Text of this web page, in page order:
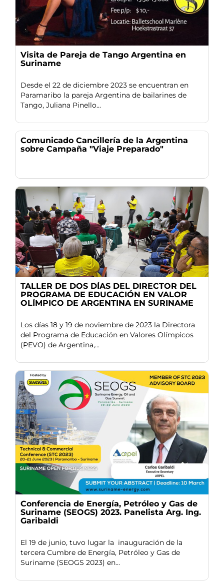
Visita de Pareja de Tango Argentina en
Suriname
Desde el 22 de diciembre 2023 se encuentran en
Paramaribo la pareja Argentina de bailarines de
Tango, Juliana Pinello...
Comunicado Cancillería de la Argentina
sobre Campaña "Viaje Preparado"
TALLER DE DOS DÍAS DEL DIRECTOR DEL
PROGRAMA DE EDUCACIÓN EN VALOR
OLÍMPICO DE ARGENTINA EN SURINAME
Los días 18 y 19 de noviembre de 2023 la Directora
del Programa de Educación en Valores Olímpicos
(PEVO) de Argentina,...
Conferencia de Energía, Petróleo y Gas de
Suriname (SEOGS) 2023. Panelista Arg. Ing.
Garibaldi
El 19 de junio, tuvo lugar la inauguración de la
tercera Cumbre de Energía, Petróleo y Gas de
Suriname (SEOGS 2023) en...